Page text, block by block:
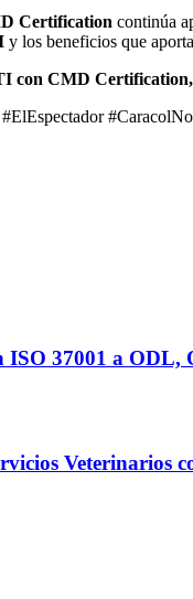
Certification continúa
y los beneficios que
con CMD Certification,
37001 a ODL,
Veterinarios